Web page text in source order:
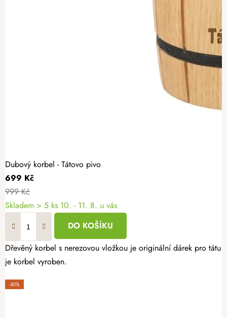
Dubový korbel - Tátovo pivo
699 Kč
999 Kč
Skladem > 5 ks 10. - 11. 8. u vás
DO KOŠÍKU
Dřevěný korbel s nerezovou vložkou je originální dárek pro
je korbel vyroben.
-30%